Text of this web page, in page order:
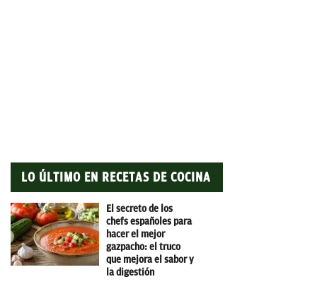
LO ÚLTIMO EN RECETAS DE COCINA
El secreto de los
chefs españoles para
hacer el mejor
gazpacho: el truco
que mejora el sabor y
la digestión